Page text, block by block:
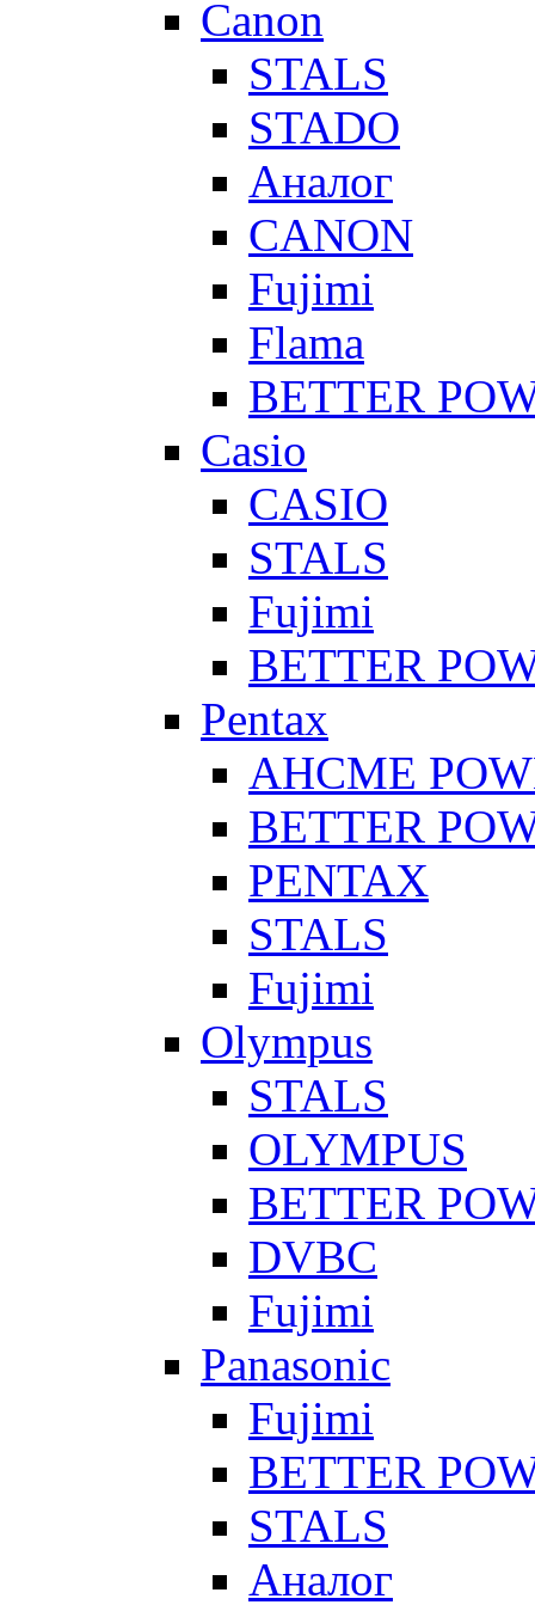
Canon
STALS
STADO
Аналог
CANON
Fujimi
Flama
BETTER
Casio
CASIO
STALS
Fujimi
BETTER
Pentax
AHCME
BETTER
PENTAX
STALS
Fujimi
Olympus
STALS
OLYMPUS
BETTER
DVBC
Fujimi
Panasonic
Fujimi
BETTER
STALS
Аналог